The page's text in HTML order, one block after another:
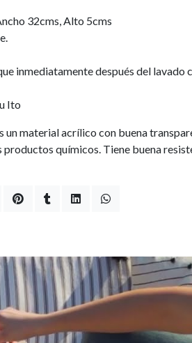
32cms, Alto 5cms
inmediatamente después del lavado
Ito
material acrílico con buena
productos químicos. Tiene buena